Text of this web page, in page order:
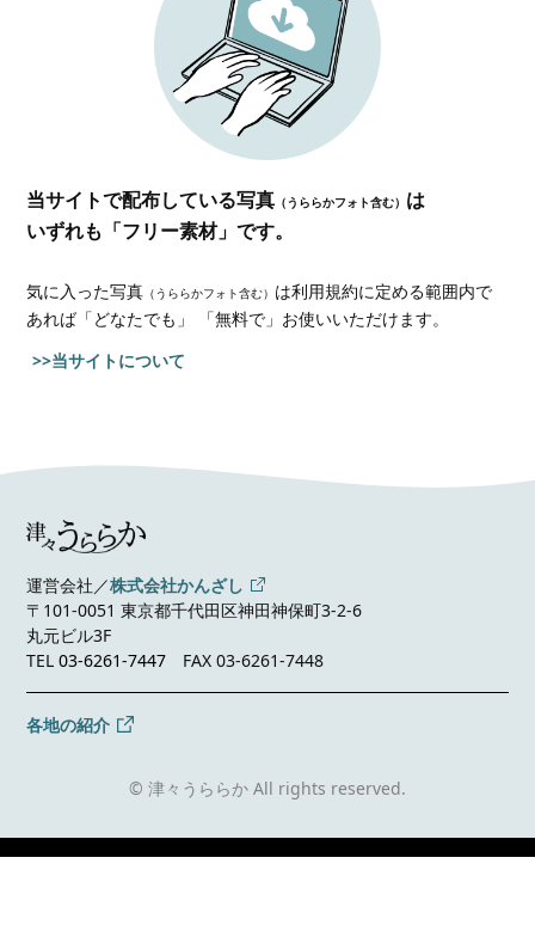
当サイトで配布している写真 （うららかフォト含む） は
いずれも「フリー素材」です。
気に入った写真 （うららかフォト含む） は利用規約に定める範囲内で
あれば「どなたでも」 「無料で」お使いいただけます。
>>当サイトについて
運営会社／株式会社かんざし
〒101-0051 東京都千代田区神田神保町3-2-6
丸元ビル3F
TEL03-6261-7447 FAX 03-6261-7448
各地の紹介
© 津々うららか All rights reserved.